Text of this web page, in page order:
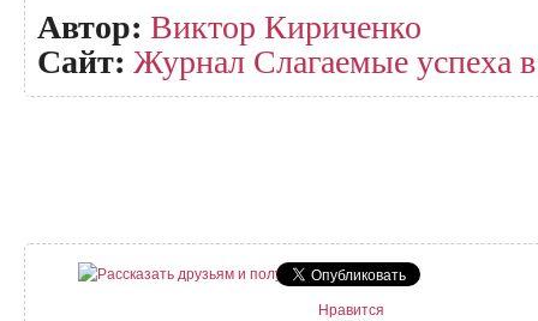
Автор: Виктор Кириченко
Сайт: Журнал Слагаемые успеха
Нравится